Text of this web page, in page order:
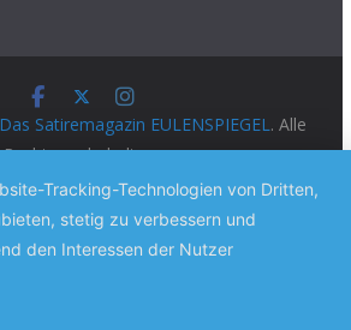
Das Satiremagazin EULENSPIEGEL. Alle
Rechte vorbehalten.
Provon ThemeGrill. Präsentiert von
WordPress.
Tracking-Technologien von Dritten,
stetig zu verbessern und
den Interessen der Nutzer